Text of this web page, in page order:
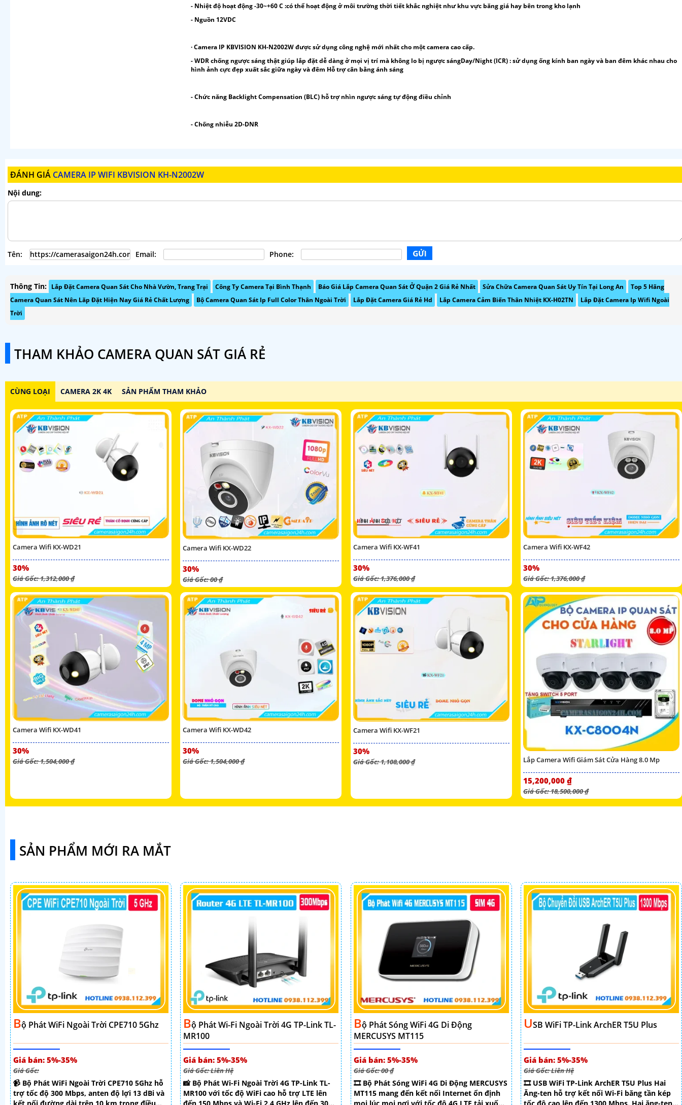
- Nhiệt độ hoạt động -30~+60 C :có thể hoạt động ở môi trường thời tiết khắc nghiệt như khu vực băng giá hay bên trong kho lạnh
- Nguồn 12VDC
· Camera IP KBVISION KH-N2002W được sử dụng công nghệ mới nhất cho một camera cao cấp.
- WDR chống ngược sáng thật giúp lắp đặt dễ dàng ở mọi vị trí mà không lo bị ngược sángDay/Night (ICR) : sử dụng ống kính ban ngày và ban đêm khác nhau cho
hình ảnh cực đẹp xuất sắc giữa ngày và đêm Hỗ trợ cân bằng ánh sáng
- Chức năng Backlight Compensation (BLC) hỗ trợ nhìn ngược sáng tự động điều chỉnh
- Chống nhiễu 2D-DNR
ĐÁNH GIÁ CAMERA IP WIFI KBVISION KH-N2002W
Nội dung:
Tên: Email: Phone:
Thông Tin: Lắp Đặt Camera Quan Sát Cho Nhà Vườn, Trang Trại Công Ty Camera Tại Bình Thạnh Báo Giá Lắp Camera Quan Sát Ở Quận 2 Giá Rẻ Nhất Sửa Chữa Camera Quan Sát Uy Tín Tại Long An
Top 5 Hãng
Camera Quan Sát Nên Lăp Đặt Hiện Nay Giá Rẻ Chất Lượng
Bộ Camera Quan Sát Ip Full Color Thân Ngoài Trời Lắp Đặt Camera Giá Rẻ Hd Lắp Camera Cảm Biến Thân Nhiệt KX-H02TN
Lắp Đặt Camera Ip Wifi Ngoài
Trời
THAM KHẢO CAMERA QUAN SÁT GIÁ RẺ
CÙNG LOẠI CAMERA 2K 4K SẢN PHẨM THAM KHẢO
Camera Wifi KX-WD21
30%
Giá Gốc: 1,312,000 ₫
Camera Wifi KX-WD22
30%
Giá Gốc: 00 ₫
Camera Wifi KX-WF41
30%
Giá Gốc: 1,376,000 ₫
Camera Wifi KX-WF42
30%
Giá Gốc: 1,376,000 ₫
Camera Wifi KX-WD41
30%
Giá Gốc: 1,504,000 ₫
Camera Wifi KX-WD42
30%
Giá Gốc: 1,504,000 ₫
Camera Wifi KX-WF21
30%
Giá Gốc: 1,108,000 ₫ Lắp Camera Wifi Giám Sát Cửa Hàng 8.0 Mp
15,200,000 ₫
Giá Gốc: 18,500,000 ₫
SẢN PHẨM MỚI RA MẮT
BỘ Phát WiFi Ngoài Trời CPE710 5Ghz
Giá bán: 5%-35%
Giá Gốc:
📹 Bộ Phát WiFi Ngoài Trời CPE710 5Ghz hỗ
trợ tốc độ 300 Mbps, anten độ lợi 13 dBi và
BỘ Phát Wi-Fi Ngoài Trời 4G TP-Link TL-
MR100
Giá bán: 5%-35%
Giá Gốc: Liên Hệ
📸 Bộ Phát Wi-Fi Ngoài Trời 4G TP-Link TL-
MR100 với tốc độ WiFi cao hỗ trợ LTE lên
BỘ Phát Sóng WiFi 4G Di Động
MERCUSYS MT115
Giá bán: 5%-35%
Giá Gốc: 00 ₫
🎞 Bộ Phát Sóng WiFi 4G Di Động MERCUSYS
MT115 mang đến kết nối Internet ổn định
USB WiFi TP-Link ArchER T5U Plus
Giá bán: 5%-35%
Giá Gốc: Liên Hệ
🎞 USB WiFi TP-Link ArchER T5U Plus Hai
Ăng-ten hỗ trợ kết nối Wi-Fi băng tần kép